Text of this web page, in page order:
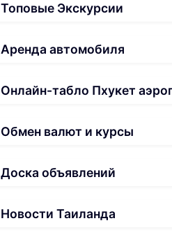
Топовые Экскурсии
Аренда автомобиля
Онлайн-табло Пхукет
Обмен валют и курсы
Доска объявлений
Новости Таиланда